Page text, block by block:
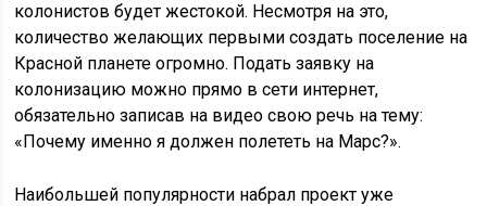
колонистов будет жестокой. Несмотря на это,
количество желающих первыми создать поселение на
Красной планете огромно. Подать заявку на
колонизацию можно прямо в сети интернет,
обязательно записав на видео свою речь на тему:
«Почему именно я должен полететь на Марс?».
Наибольшей популярности набрал проект уже